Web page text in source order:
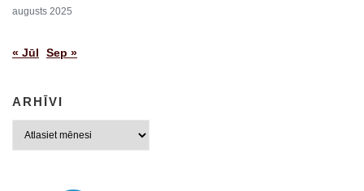
augusts 2025
« Jūl Sep »
ARHĪVI